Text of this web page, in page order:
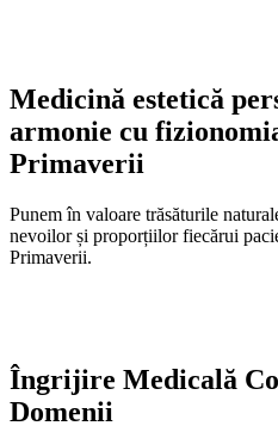
Medicină estetică
armonie cu
Primaverii
Punem în valoare trăsăturile
nevoilor și proporțiilor fiecărui
Primaverii.
Îngrijire Medicală
Domenii